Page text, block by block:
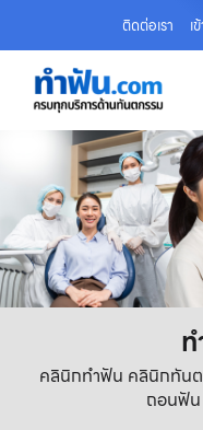
ติดต่อเรา เ
คลินิกทำฟัน คลินิกทัน
ถอนฟั